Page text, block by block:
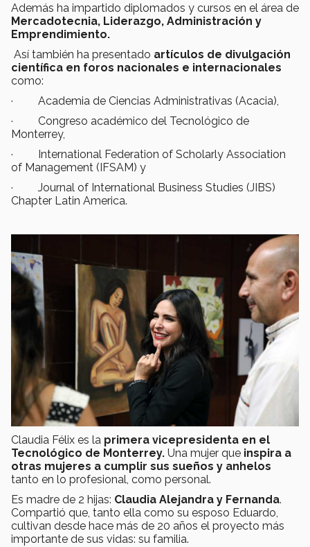
Además ha impartido diplomados y cursos en el área de
Mercadotecnia, Liderazgo, Administración y
Emprendimiento.
Así también ha presentado artículos de divulgación
científica en foros nacionales e internacionales
como:
· Academia de Ciencias Administrativas (Acacia),
· Congreso académico del Tecnológico de
Monterrey,
· International Federation of Scholarly Association
of Management (IFSAM) y
· Journal of International Business Studies (JIBS)
Chapter Latin America.
Claudia Félix es la primera vicepresidenta en el
Tecnológico de Monterrey. Una mujer que inspira a
otras mujeres a cumplir sus sueños y anhelos
tanto en lo profesional, como personal.
Es madre de 2 hijas: Claudia Alejandra y Fernanda.
Compartió que, tanto ella como su esposo Eduardo,
cultivan desde hace más de 20 años el proyecto más
importante de sus vidas: su familia.